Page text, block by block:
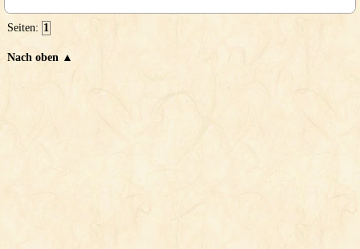
Seiten: 1
Nach oben ▲